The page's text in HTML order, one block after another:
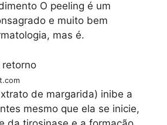
O peeling é um
e muito bem
mas é.
de margarida) inibe a
mesmo que ela se inicie,